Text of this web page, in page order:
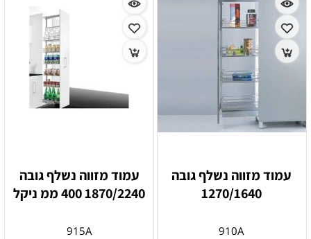
עמוד מזווה נשלף גובה
1270/1640
910A
עמוד מזווה נשלף גובה
1870/2240 400 ממ ניקל
915A